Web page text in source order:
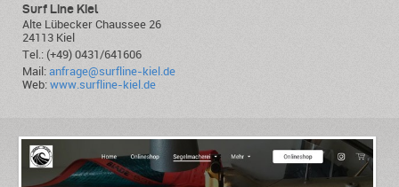
Surf Line Kiel
Alte Lübecker Chaussee 26
24113 Kiel
Tel.: (+49) 0431/641606
Mail: anfrage@surfline-kiel.de
Web: www.surfline-kiel.de